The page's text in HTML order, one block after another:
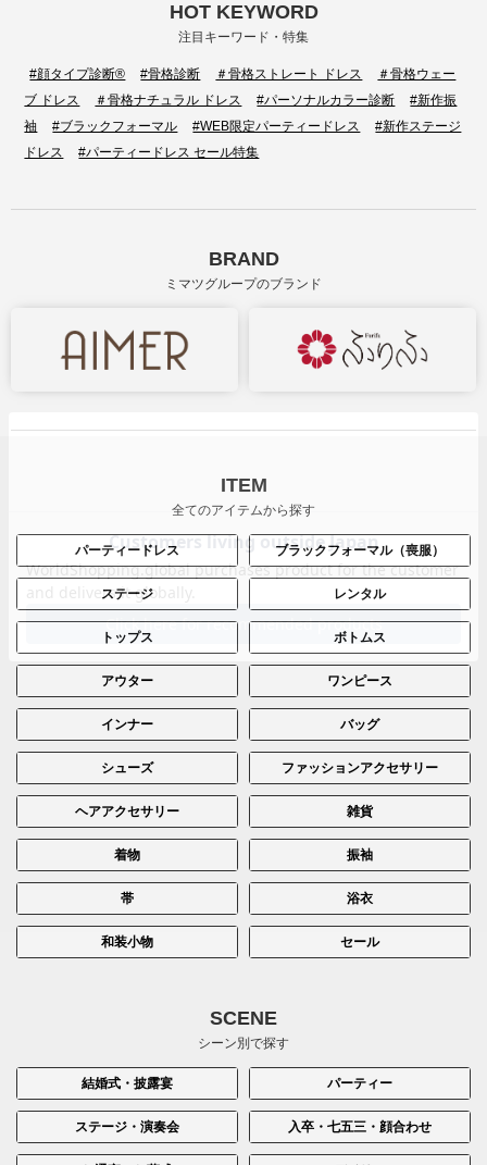
HOT KEYWORD
注目キーワード・特集
#顔タイプ診断® #骨格診断 ＃骨格ストレート ドレス
＃骨格ウェー
ブ ドレス
＃骨格ナチュラル ドレス #パーソナルカラー診断
#新作振
袖
#ブラックフォーマル #WEB限定パーティードレス
#新作ステージ
ドレス
#パーティードレス セール特集
BRAND
ミマツグループのブランド
ITEM
全てのアイテムから探す
パーティードレス ブラックフォーマル（喪服）
ステージ レンタル
トップス ボトムス
アウター ワンピース
インナー バッグ
シューズ ファッションアクセサリー
ヘアアクセサリー 雑貨
着物 振袖
帯 浴衣
和装小物 セール
SCENE
シーン別で探す
結婚式・披露宴 パーティー
ステージ・演奏会 入卒・七五三・顔合わせ